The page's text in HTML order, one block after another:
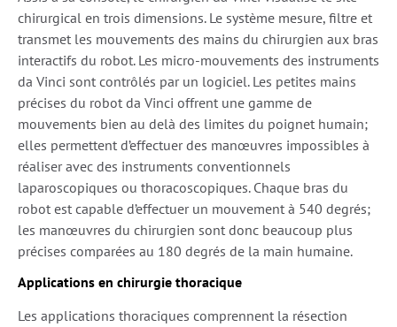
chirurgical en trois dimensions. Le système mesure, filtre et
transmet les mouvements des mains du chirurgien aux bras
interactifs du robot. Les micro-mouvements des instruments
da Vinci sont contrôlés par un logiciel. Les petites mains
précises du robot da Vinci offrent une gamme de
mouvements bien au delà des limites du poignet humain;
elles permettent d’effectuer des manœuvres impossibles à
réaliser avec des instruments conventionnels
laparoscopiques ou thoracoscopiques. Chaque bras du
robot est capable d’effectuer un mouvement à 540 degrés;
les manœuvres du chirurgien sont donc beaucoup plus
précises comparées au 180 degrés de la main humaine.
Applications en chirurgie thoracique
Les applications thoraciques comprennent la résection